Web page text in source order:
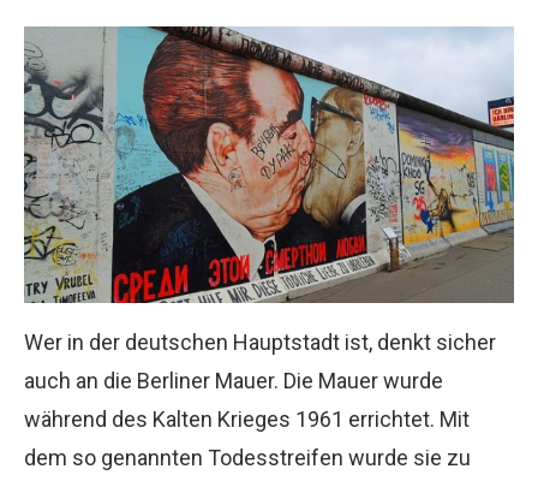
Wer in der deutschen Hauptstadt ist, denkt sicher
auch an die Berliner Mauer. Die Mauer wurde
während des Kalten Krieges 1961 errichtet. Mit
dem so genannten Todesstreifen wurde sie zu